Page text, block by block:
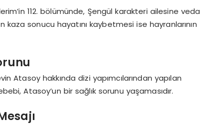
112. bölümünde, Şengül karakteri ailesine veda
kaza sonucu hayatını kaybetmesi ise hayranlarının
Atasoy hakkında dizi yapımcılarından yapılan
Atasoy’un bir sağlık sorunu yaşamasıdır.